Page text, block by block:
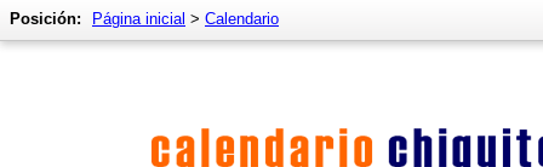
Posición: Página inicial > Calendario